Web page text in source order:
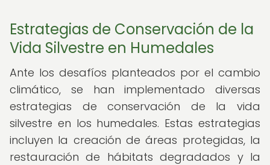
Estrategias de Conservación de la
Vida Silvestre en Humedales
Ante los desafíos planteados por el cambio
climático, se han implementado diversas
estrategias de conservación de la vida
silvestre en los humedales. Estas estrategias
incluyen la creación de áreas protegidas, la
restauración de hábitats degradados y la